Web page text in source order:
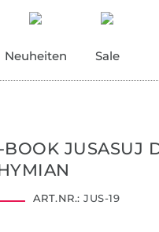
Neuheiten Sale
BOOK JUSASUJ
ART.NR.: JUS-19